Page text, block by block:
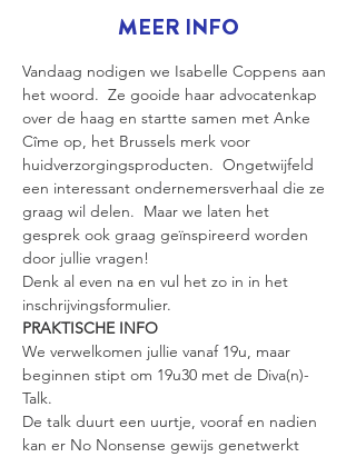
MEER INFO
Vandaag nodigen we Isabelle Coppens aan
het woord.  Ze gooide haar advocatenkap
over de haag en startte samen met Anke
Cîme op, het Brussels merk voor
huidverzorgingsproducten.  Ongetwijfeld
een interessant ondernemersverhaal die ze
graag wil delen.  Maar we laten het
gesprek ook graag geïnspireerd worden
door jullie vragen!
Denk al even na en vul het zo in in het
inschrijvingsformulier.
PRAKTISCHE INFO
We verwelkomen jullie vanaf 19u, maar
beginnen stipt om 19u30 met de Diva(n)-
Talk.
De talk duurt een uurtje, vooraf en nadien
kan er No Nonsense gewijs genetwerkt